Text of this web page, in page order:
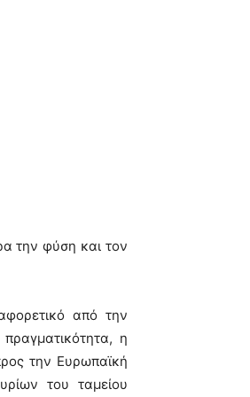
την φύση και τον
από την
η
την Ευρωπαϊκή
του ταμείου